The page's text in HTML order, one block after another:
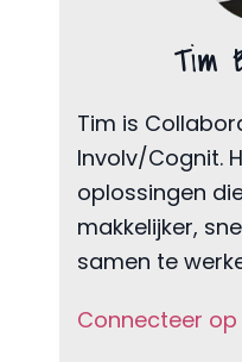
Tim
Tim is
Involv/Cognit.
oplossingen
makkelijker,
samen te
Connecteer op